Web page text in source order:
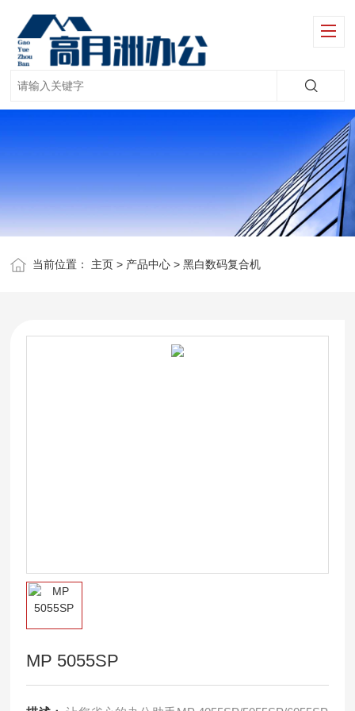
当前位置： 主页 > 产品中心 >黑白数码复合机
MP 5055SP